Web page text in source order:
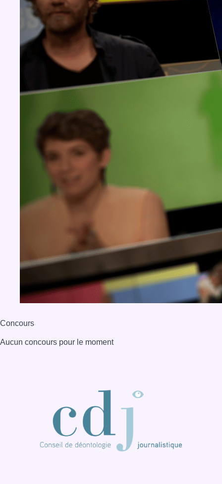
Concours
Aucun concours pour le moment